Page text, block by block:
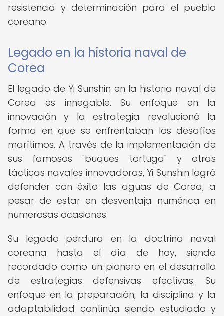
resistencia y determinación para el pueblo
coreano.
Legado en la historia naval de
Corea
El legado de Yi Sunshin en la historia naval de
Corea es innegable. Su enfoque en la
innovación y la estrategia revolucionó la
forma en que se enfrentaban los desafíos
marítimos. A través de la implementación de
sus famosos "buques tortuga" y otras
tácticas navales innovadoras, Yi Sunshin logró
defender con éxito las aguas de Corea, a
pesar de estar en desventaja numérica en
numerosas ocasiones.
Su legado perdura en la doctrina naval
coreana hasta el día de hoy, siendo
recordado como un pionero en el desarrollo
de estrategias defensivas efectivas. Su
enfoque en la preparación, la disciplina y la
adaptabilidad continúa siendo estudiado y